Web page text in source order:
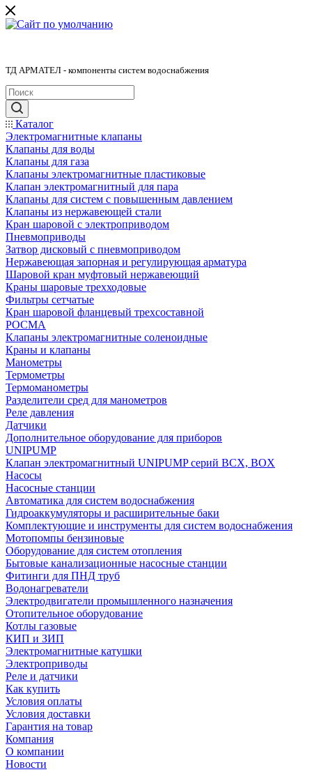
ТД АРМАТЕЛ - компоненты систем водоснабжения
Каталог
Электромагнитные клапаны
Клапаны для воды
Клапаны для газа
Клапаны электромагнитные пластиковые
Клапан электромагнитный для пара
Клапаны для систем с повышенным давлением
Клапаны из нержавеющей стали
Кран шаровой с электроприводом
Пневмоприводы
Затвор дисковый с пневмоприводом
Нержавеющая запорная и регулирующая арматура
Шаровой кран муфтовый нержавеющий
Краны шаровые трехходовые
Фильтры сетчатые
Кран шаровой фланцевый трехсоставной
РОСМА
Клапаны электромагнитные соленоидные
Краны и клапаны
Манометры
Термометры
Термоманометры
Разделители сред для манометров
Реле давления
Датчики
Дополнительное оборудование для приборов
UNIPUMP
Клапан электромагнитный UNIPUMP серий BCX, BOX
Насосы
Насосные станции
Автоматика для систем водоснабжения
Гидроаккумуляторы и расширительные баки
Комплектующие и инструменты для систем водоснабжения
Мотопомпы бензиновые
Оборудование для систем отопления
Бытовые канализационные насосные станции
Фитинги для ПНД труб
Водонагреватели
Электродвигатели промышленного назначения
Отопительное оборудование
Котлы газовые
КИП и ЗИП
Электромагнитные катушки
Электроприводы
Реле и датчики
Как купить
Условия оплаты
Условия доставки
Гарантия на товар
Компания
О компании
Новости